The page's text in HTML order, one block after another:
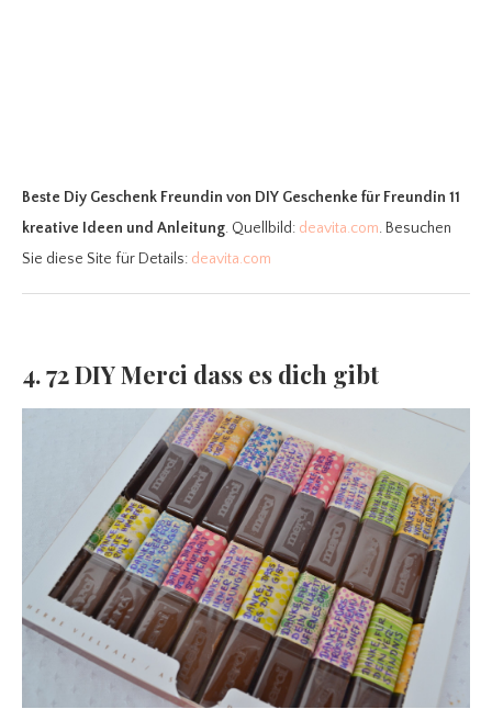
Beste Diy Geschenk Freundin von DIY Geschenke für Freundin 11
kreative Ideen und Anleitung. Quellbild: deavita.com. Besuchen
Sie diese Site für Details: deavita.com
4. 72 DIY Merci dass es dich gibt